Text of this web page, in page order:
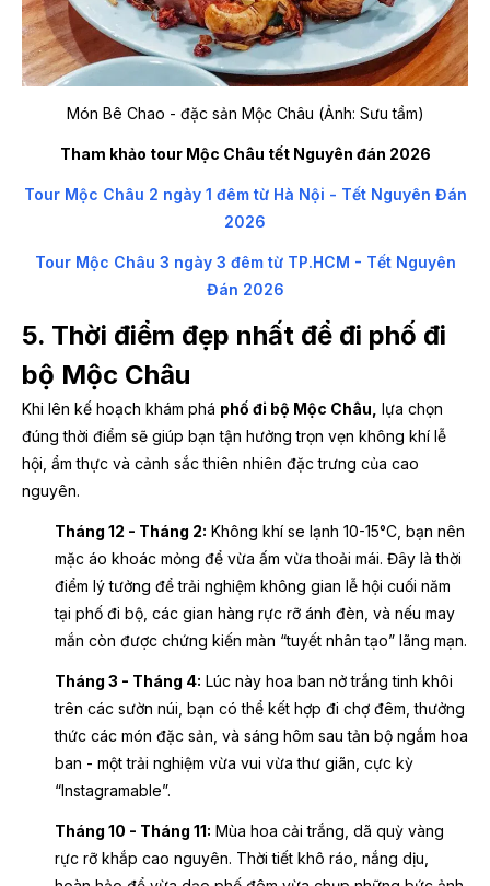
Món Bê Chao - đặc sản Mộc Châu (Ảnh: Sưu tầm)
Tham khảo tour Mộc Châu tết Nguyên đán 2026
Tour Mộc Châu 2 ngày 1 đêm từ Hà Nội - Tết Nguyên Đán
2026
Tour Mộc Châu 3 ngày 3 đêm từ TP.HCM - Tết Nguyên
Đán 2026
5. Thời điểm đẹp nhất để đi phố đi
bộ Mộc Châu
Khi lên kế hoạch khám phá phố đi bộ Mộc Châu, lựa chọn
đúng thời điểm sẽ giúp bạn tận hưởng trọn vẹn không khí lễ
hội, ẩm thực và cảnh sắc thiên nhiên đặc trưng của cao
nguyên.
Tháng 12 - Tháng 2: Không khí se lạnh 10-15°C, bạn nên
mặc áo khoác mỏng để vừa ấm vừa thoải mái. Đây là thời
điểm lý tưởng để trải nghiệm không gian lễ hội cuối năm
tại phố đi bộ, các gian hàng rực rỡ ánh đèn, và nếu may
mắn còn được chứng kiến màn “tuyết nhân tạo” lãng mạn.
Tháng 3 - Tháng 4: Lúc này hoa ban nở trắng tinh khôi
trên các sườn núi, bạn có thể kết hợp đi chợ đêm, thưởng
thức các món đặc sản, và sáng hôm sau tản bộ ngắm hoa
ban - một trải nghiệm vừa vui vừa thư giãn, cực kỳ
“Instagramable”.
Tháng 10 - Tháng 11: Mùa hoa cải trắng, dã quỳ vàng
rực rỡ khắp cao nguyên. Thời tiết khô ráo, nắng dịu,